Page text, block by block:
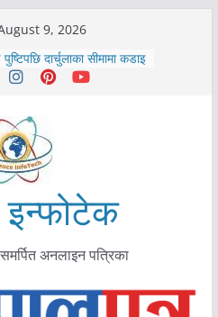
9, 2026
आयुर्वेद स्वास्थ्योपचारतर्फ
दार्चुलाका सीमामा कडाइ
रोग विरुद्धको खोप लगाउन
प्रणालीको भूमिका महत्वपूर्ण छ :
इन्फोटेक
समर्पित अनलाइन पत्रिका